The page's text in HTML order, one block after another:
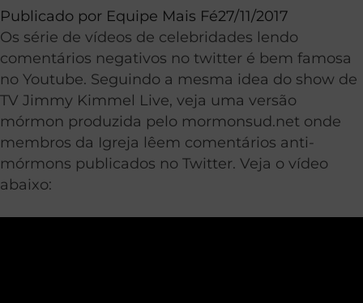
Publicado por Equipe Mais Fé27/11/2017
Os série de vídeos de celebridades lendo
comentários negativos no twitter é bem famosa
no Youtube. Seguindo a mesma idea do show de
TV Jimmy Kimmel Live, veja uma versão
mórmon produzida pelo mormonsud.net onde
membros da Igreja lêem comentários anti-
mórmons publicados no Twitter. Veja o vídeo
abaixo: